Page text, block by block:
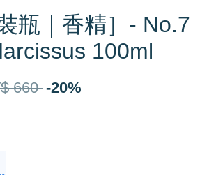
瓶｜香精］- No.7
100ml
660 -20%